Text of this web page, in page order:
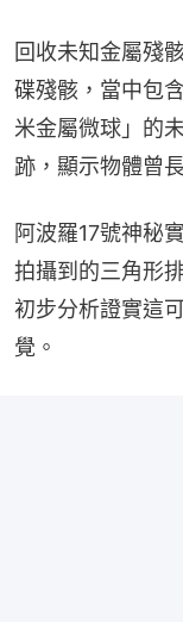
回收未知金屬殘
碟殘骸，當中包
米金屬微球」的
跡，顯示物體曾
阿波羅17號神秘
拍攝到的三角形
初步分析證實這
覺。